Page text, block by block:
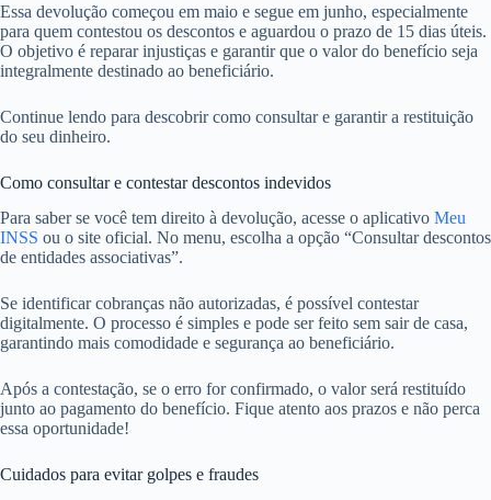
Essa devolução começou em maio e segue em junho, especialmente
para quem contestou os descontos e aguardou o prazo de 15 dias úteis.
O objetivo é reparar injustiças e garantir que o valor do benefício seja
integralmente destinado ao beneficiário.
Continue lendo para descobrir como consultar e garantir a restituição
do seu dinheiro.
Como consultar e contestar descontos indevidos
Para saber se você tem direito à devolução, acesse o aplicativo Meu
INSS ou o site oficial. No menu, escolha a opção “Consultar descontos
de entidades associativas”.
Se identificar cobranças não autorizadas, é possível contestar
digitalmente. O processo é simples e pode ser feito sem sair de casa,
garantindo mais comodidade e segurança ao beneficiário.
Após a contestação, se o erro for confirmado, o valor será restituído
junto ao pagamento do benefício. Fique atento aos prazos e não perca
essa oportunidade!
Cuidados para evitar golpes e fraudes